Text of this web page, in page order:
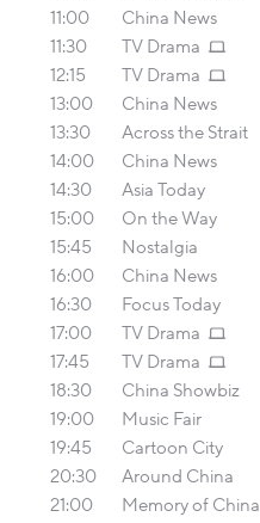
11:00
China News
11:30
TV Drama
12:15
TV Drama
13:00
China News
13:30
Across the Strait
14:00
China News
14:30
Asia Today
15:00
On the Way
15:45
Nostalgia
16:00
China News
16:30
Focus Today
17:00
TV Drama
17:45
TV Drama
18:30
China Showbiz
19:00
Music Fair
19:45
Cartoon City
20:30
Around China
21:00
Memory of China